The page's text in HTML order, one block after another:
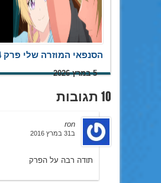
הסנפאי המוזרה שלי פרק 4
5 במרץ 2026
10 תגובות
ron
ב31 במרץ 2016
תודה רבה על הפרק